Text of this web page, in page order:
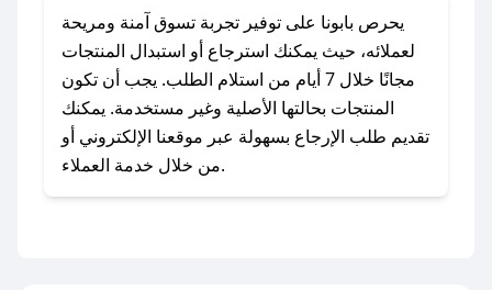
بابونا؟
للحصول على كوبونات وخصومات حصرية، قم بما
يلي:
- اضغط على أيقونة متابعة لمتجر بابونا في تطبيق
صحصح.
- تابع حسابنا الرسمي على تويتر وقم بتفعيل زر
يحرص بابونا على توفير تجربة تسوق آمنة ومريحة
لعملائه، حيث يمكنك استرجاع أو استبدال المنتجات
مجانًا خلال 7 أيام من استلام الطلب. يجب أن تكون
المنتجات بحالتها الأصلية وغير مستخدمة. يمكنك
تقديم طلب الإرجاع بسهولة عبر موقعنا الإلكتروني أو
من خلال خدمة العملاء.